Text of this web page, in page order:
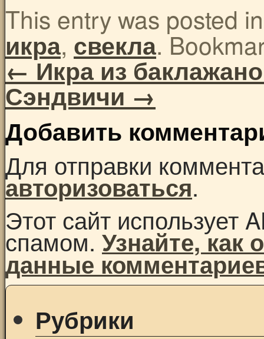
This entry was posted
икра, свекла.
←Икра из
Сэндвичи→
Добавить
Для отправки
авторизоваться.
Этот сайт использует
спамом.Узнайте,
данные
Рубрики